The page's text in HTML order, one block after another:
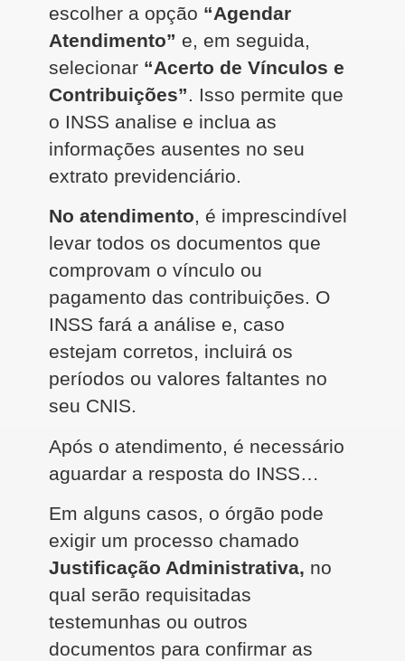
escolher a opção “Agendar
Atendimento” e, em seguida,
selecionar“Acerto de Vínculos e
Contribuições”. Isso permite que
o INSS analise e inclua as
informações ausentes no seu
extrato previdenciário.
No atendimento, é imprescindível
levar todos os documentos que
comprovam o vínculo ou
pagamento das contribuições. O
INSS fará a análise e, caso
estejam corretos, incluirá os
períodos ou valores faltantes no
seu CNIS.
Após o atendimento, é necessário
aguardar a resposta do INSS…
Em alguns casos, o órgão pode
exigir um processo chamado
Justificação Administrativa, no
qual serão requisitadas
testemunhas ou outros
documentos para confirmar as